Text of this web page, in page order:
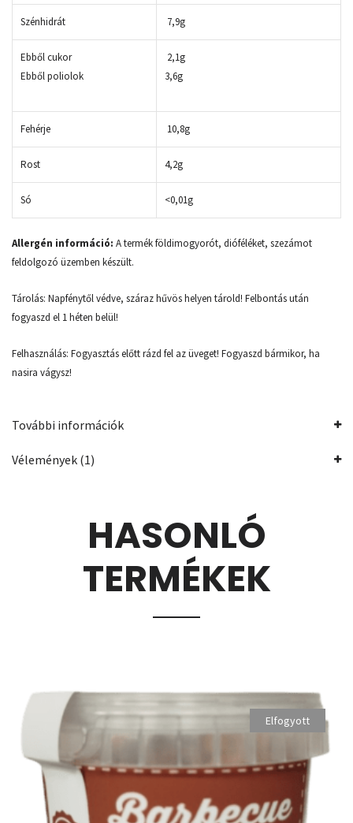
Szénhidrát 7,9g
Ebből cukor
Ebből poliolok
2,1g
3,6g
Fehérje 10,8g
Rost 4,2g
Só <0,01g
Allergén információ: A termék földimogyorót, dióféléket, szezámot
feldolgozó üzemben készült.
Tárolás: Napfénytől védve, száraz hűvös helyen tárold! Felbontás után
fogyaszd el 1 héten belül!
Felhasználás: Fogyasztás előtt rázd fel az üveget! Fogyaszd bármikor, ha
nasira vágysz!
További információk
Vélemények (1)
HASONLÓ
TERMÉKEK
Elfogyott